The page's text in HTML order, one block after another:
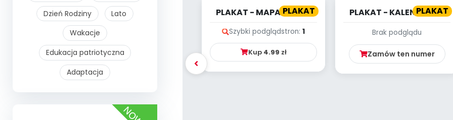
Dzień Rodziny
Lato
Wakacje
Edukacja patriotyczna
Adaptacja
PLAKAT
PLAKAT - MAPA POLSKI
Szybki podglądstron: 1
Kup 4.99 zł
PLAKAT
PLAKAT - KALENDARZ -
Brak podglądu
Zamów ten numer